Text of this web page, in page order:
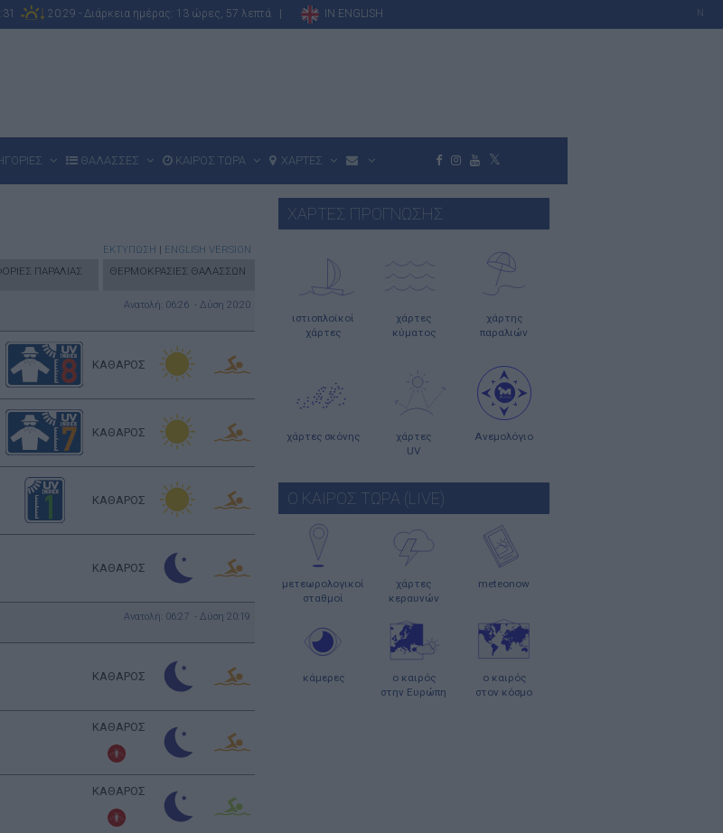
20:29 - Διάρκεια ημέρας: 13 ώρες, 57 λεπτά | IN ENGLISH N
ΘΑΛΑΣΣΕΣ ΚΑΙΡΟΣ ΤΩΡΑ ΧΑΡΤΕΣ
ΕΚΤΥΠΩΣΗ | ENGLISH VERSION
ΠΑΡΑΛΙΑΣ ΘΕΡΜΟΚΡΑΣΙΕΣ ΘΑΛΑΣΣΩΝ
Ανατολή: 06:26 - Δύση 20:20
ΚΑΘΑΡΟΣ
ΚΑΘΑΡΟΣ
ΚΑΘΑΡΟΣ
ΚΑΘΑΡΟΣ
Ανατολή: 06:27 - Δύση 20:19
ΚΑΘΑΡΟΣ
ΚΑΘΑΡΟΣ
ΚΑΘΑΡΟΣ
ΧΑΡΤΕΣ ΠΡΟΓΝΩΣΗΣ
ιστιοπλοϊκοί
χάρτες
χάρτες
κύματος
χάρτης
παραλιών
χάρτες σκόνης
χάρτες
UV
Ανεμολόγιο
Ο ΚΑΙΡΟΣ ΤΩΡΑ (LIVE)
μετεωρολογικοί
σταθμοί
χάρτες
κεραυνών
meteonow
κάμερες
ο καιρός
στην Ευρώπη
ο καιρός
στον κόσμο